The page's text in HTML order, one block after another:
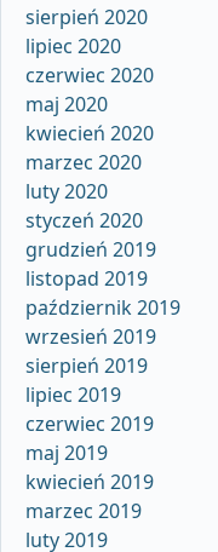
sierpień 2020
lipiec 2020
czerwiec 2020
maj 2020
kwiecień 2020
marzec 2020
luty 2020
styczeń 2020
grudzień 2019
listopad 2019
październik 2019
wrzesień 2019
sierpień 2019
lipiec 2019
czerwiec 2019
maj 2019
kwiecień 2019
marzec 2019
luty 2019